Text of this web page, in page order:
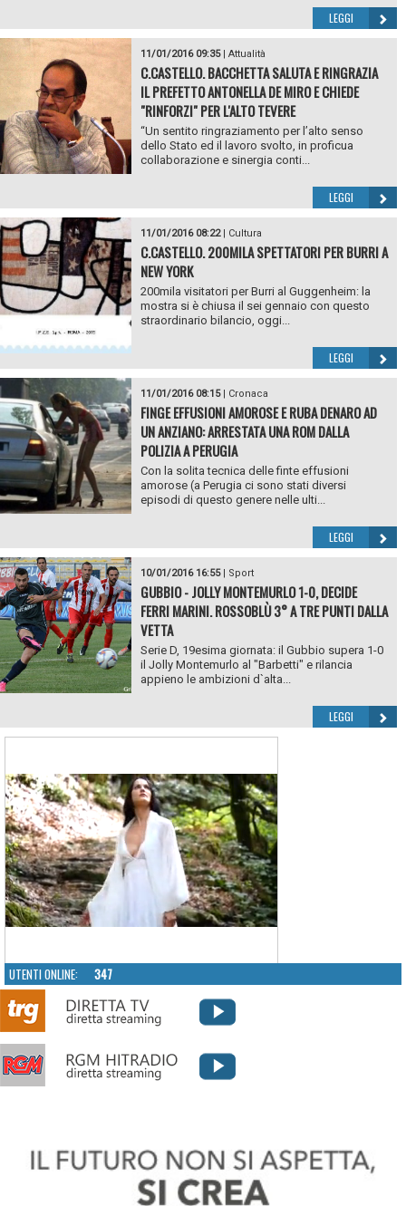
LEGGI
11/01/2016 09:35| Attualità
C.CASTELLO. BACCHETTA SALUTA E RINGRAZIA
IL PREFETTO ANTONELLA DE MIRO E CHIEDE
"RINFORZI" PER L'ALTO TEVERE
“Un sentito ringraziamento per l’alto senso
dello Stato ed il lavoro svolto, in proficua
collaborazione e sinergia conti...
LEGGI
11/01/2016 08:22| Cultura
C.CASTELLO. 200MILA SPETTATORI PER BURRI A
NEW YORK
200mila visitatori per Burri al Guggenheim: la
mostra si è chiusa il sei gennaio con questo
straordinario bilancio, oggi...
LEGGI
11/01/2016 08:15| Cronaca
FINGE EFFUSIONI AMOROSE E RUBA DENARO AD
UN ANZIANO: ARRESTATA UNA ROM DALLA
POLIZIA A PERUGIA
Con la solita tecnica delle finte effusioni
amorose (a Perugia ci sono stati diversi
episodi di questo genere nelle ulti...
LEGGI
10/01/2016 16:55| Sport
GUBBIO - JOLLY MONTEMURLO 1-0, DECIDE
FERRI MARINI. ROSSOBLÙ 3° A TRE PUNTI DALLA
VETTA
Serie D, 19esima giornata: il Gubbio supera 1-0
il Jolly Montemurlo al "Barbetti" e rilancia
appieno le ambizioni d`alta...
LEGGI
UTENTI ONLINE: 347